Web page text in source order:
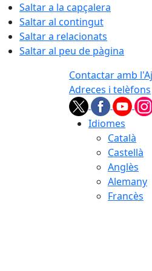
Saltar a la capçalera
Saltar al contingut
Saltar a relacionats
Saltar al peu de pàgina
Contactar amb
Adreces i telèfons
Idiomes
Català
Castellà
Anglès
Alemany
Francès